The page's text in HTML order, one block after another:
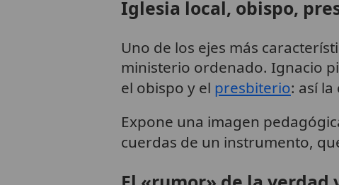
Iglesia local, obispo,
Uno de los ejes más
ministerio ordenado. Ignacio
el obispo y el presbiterio: así
Expone una imagen
cuerdas de un instrumento,